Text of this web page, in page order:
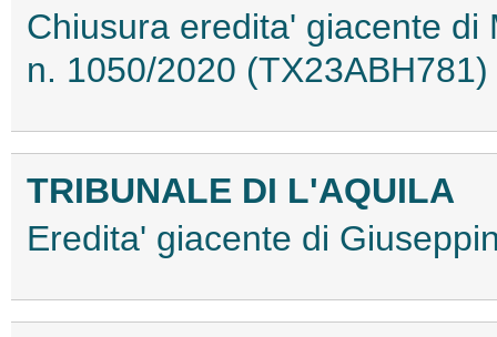
Chiusura eredita' giacente di
n. 1050/2020 (TX23ABH781)
TRIBUNALE DI L'AQUILA
Eredita' giacente di